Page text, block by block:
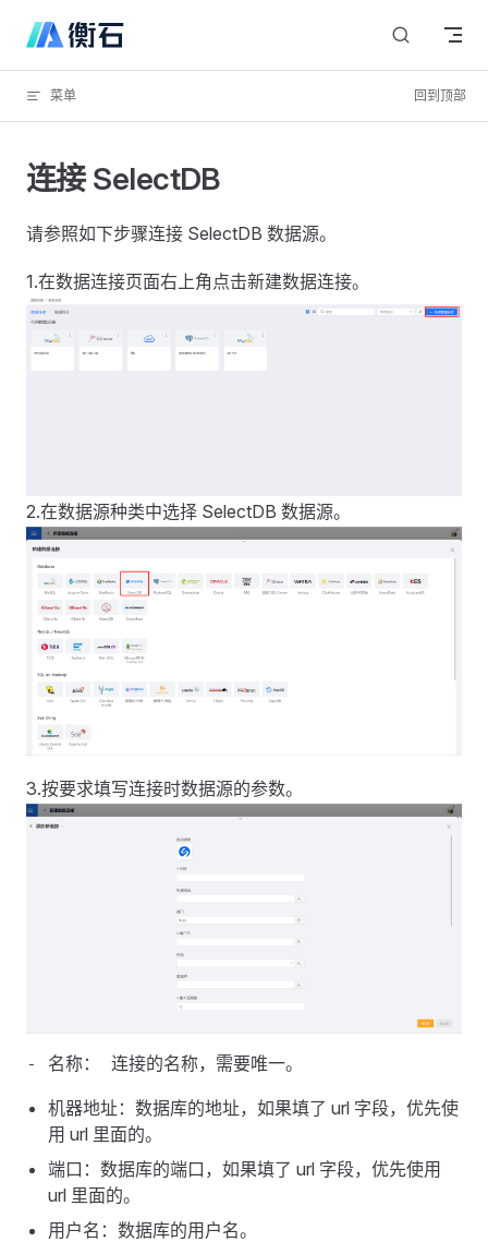
Skip to content
菜单 回到顶部
连接 SelectDB
请参照如下步骤连接 SelectDB 数据源。
1.在数据连接页面右上角点击新建数据连接。
2.在数据源种类中选择 SelectDB 数据源。
3.按要求填写连接时数据源的参数。
机器地址：数据库的地址，如果填了 url 字段，优先使
用 url 里面的。
端口：数据库的端口，如果填了 url 字段，优先使用
url 里面的。
用户名：数据库的用户名。